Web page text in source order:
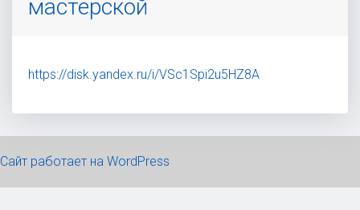
мастерской
https://disk.yandex.ru/i/VSc1Spi2u5HZ8A
Сайт работает на WordPress